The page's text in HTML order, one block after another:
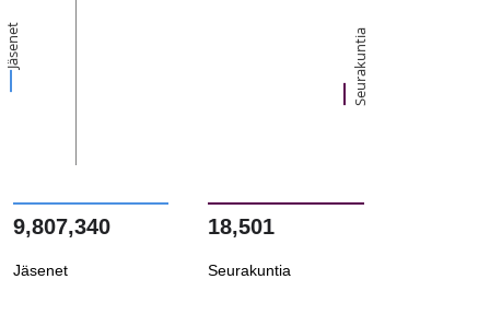
Jäsenet Seurakuntia
9,807,340
Jäsenet
18,501
Seurakuntia